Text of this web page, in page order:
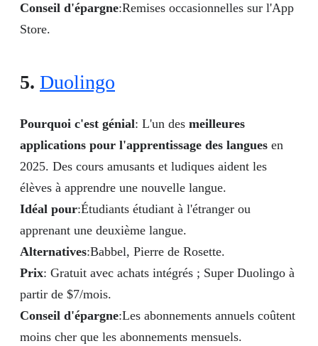
Conseil d'épargne:Remises occasionnelles sur l'App
Store.
5. Duolingo
Pourquoi c'est génial: L'un des meilleures
applications pour l'apprentissage des langues en
2025. Des cours amusants et ludiques aident les
élèves à apprendre une nouvelle langue.
Idéal pour:Étudiants étudiant à l'étranger ou
apprenant une deuxième langue.
Alternatives:Babbel, Pierre de Rosette.
Prix: Gratuit avec achats intégrés ; Super Duolingo à
partir de $7/mois.
Conseil d'épargne:Les abonnements annuels coûtent
moins cher que les abonnements mensuels.